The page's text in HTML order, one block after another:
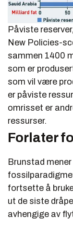
Påviste
New Policies-
sammen 1400
som er
som vil være
er påviste
omrisset er
ressurser.
Forlater
Brunstad
fortsette å
ut de siste
avhengige av